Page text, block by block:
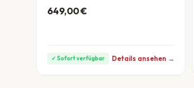
649,00€
✓ Sofort verfügbar Details ansehen →